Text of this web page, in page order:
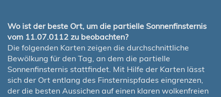
Wo ist der beste Ort, um die partielle Sonnenfinsternis
vom 11.07.0112 zu beobachten?
Die folgenden Karten zeigen die durchschnittliche
Bewölkung für den Tag, an dem die partielle
Sonnenfinsternis stattfindet. Mit Hilfe der Karten lässt
sich der Ort entlang des Finsternispfades eingrenzen,
der die besten Aussichen auf einen klaren wolkenfreien